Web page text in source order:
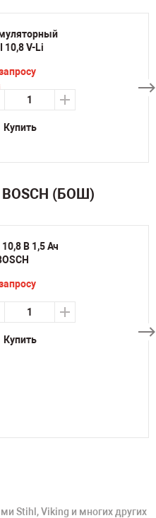
10,8 V-Li
Купить
(БОШ)
В 1,5 Ач
Купить
Stihl, Viking и многих других